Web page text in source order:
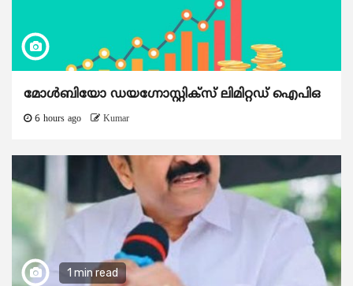
മോൾബിയോ ഡയഗ്നോസ്റ്റിക്സ് ലിമിറ്റഡ് ഐപിഒ
6 hours ago Kumar
1 min read